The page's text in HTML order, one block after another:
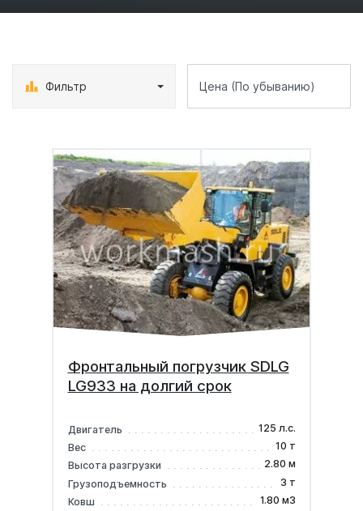
Фильтр
Фронтальный погрузчик SDLG
LG933 на долгий срок
Двигатель
125 л.с.
Вес
10 т
Высота разгрузки
2.80 м
Грузоподъемность
3 т
Ковш
1.80 м3